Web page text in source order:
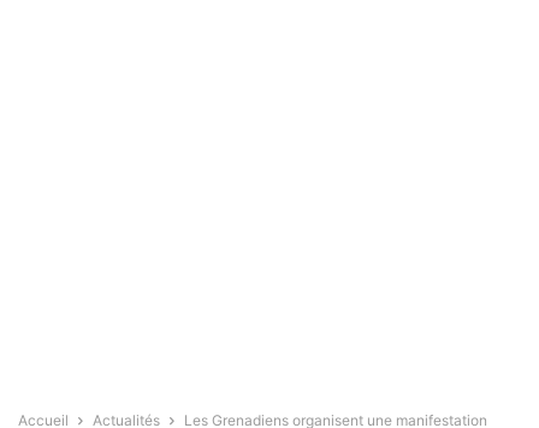
Accueil Actualités
Les Grenadiens organisent une manifestation